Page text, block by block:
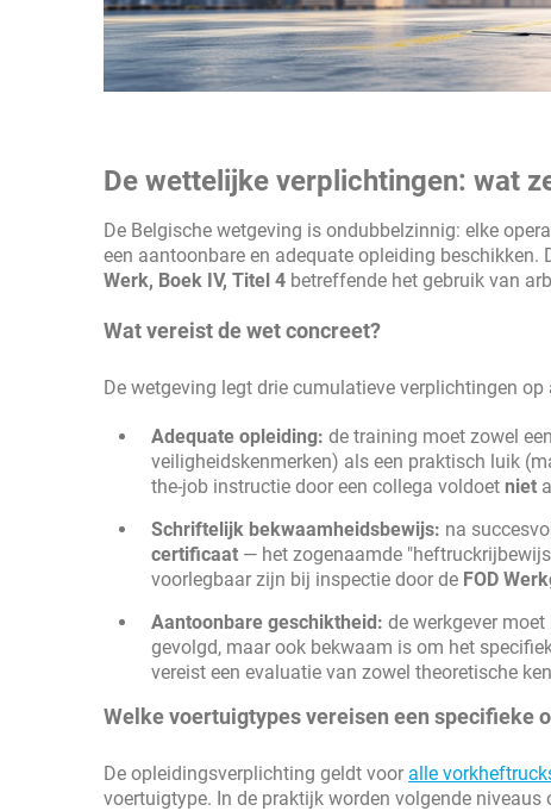
De wettelijke verplichtingen: wat
De Belgische wetgeving is ondubbelzinnig: elke
een aantoonbare en adequate opleiding beschikken.
Werk, Boek IV, Titel 4 betreffende het gebruik van
Wat vereist de wet concreet?
De wetgeving legt drie cumulatieve verplichtingen op
Adequate opleiding: de training moet zowel
veiligheidskenmerken) als een praktisch luik
the-job instructie door een collega voldoet niet
Schriftelijk bekwaamheidsbewijs: na
certificaat — het zogenaamde
voorlegbaar zijn bij inspectie door de FOD
Aantoonbare geschiktheid: de werkgever
gevolgd, maar ook bekwaam is om het
vereist een evaluatie van zowel theoretische
Welke voertuigtypes vereisen een specifieke
De opleidingsverplichting geldt voor alle
voertuigtype. In de praktijk worden volgende niveaus